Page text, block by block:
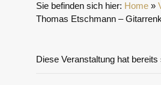
Sie befinden sich hier: Home »
Thomas Etschmann –
Diese Veranstaltung hat bereits